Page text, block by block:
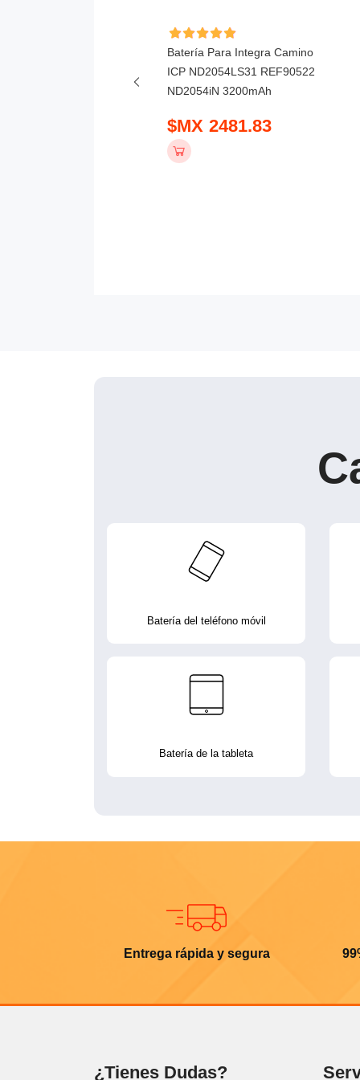
Batería Para Integra Camino
ICP ND2054LS31 REF90522
ND2054iN 3200mAh
$MX 2481.83
Batería del teléfono móvil
Batería de la tableta
Entrega rápida y segura
¿Tienes Dudas?